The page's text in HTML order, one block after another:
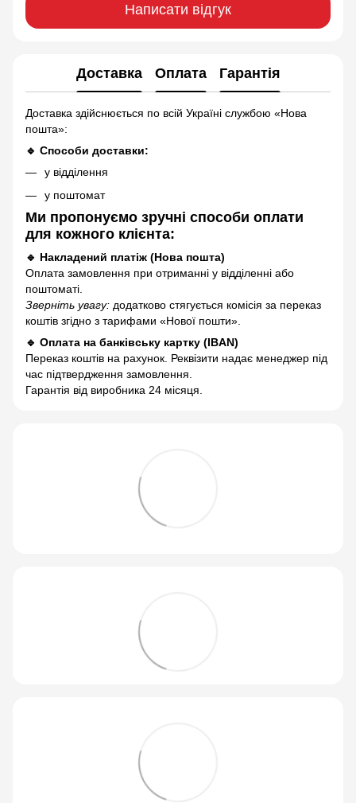
Написати відгук
Доставка Оплата Гарантія
Доставка здійснюється по всій Україні службою «Нова
пошта»:
🔹 Способи доставки:
у відділення
у поштомат
Ми пропонуємо зручні способи оплати
для кожного клієнта:
🔹 Накладений платіж (Нова пошта)
Оплата замовлення при отриманні у відділенні або
поштоматі.
Зверніть увагу: додатково стягується комісія за переказ
коштів згідно з тарифами «Нової пошти».
🔹 Оплата на банківську картку (IBAN)
Переказ коштів на рахунок. Реквізити надає менеджер під
час підтвердження замовлення.
Гарантія від виробника 24 місяця.